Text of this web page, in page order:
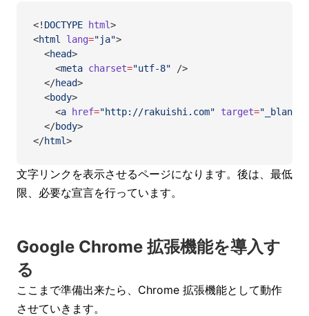
<! DOCTYPE html>
<html lang="ja">
  <
head>
    <
meta charset="utf-8" />
  </
head>
  <
body>
    <
a href="http://rakuishi.com" target="_blank"
  </
body>
</html>
文字リンクを表示させるページになります。後は、最低
限、必要な宣言を行っています。
Google Chrome 拡張機能を導入す
る
ここまで準備出来たら、Chrome 拡張機能として動作
させていきます。